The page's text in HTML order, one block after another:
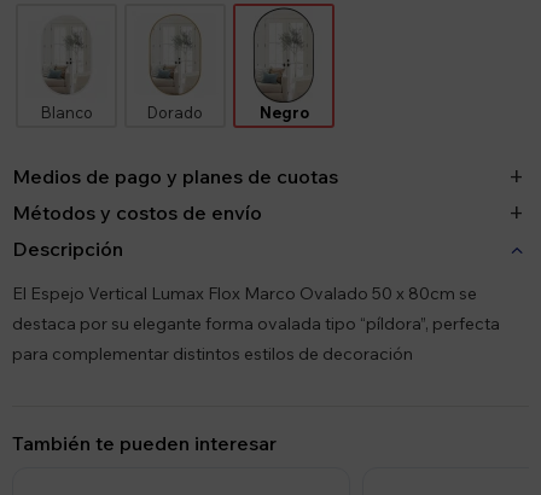
Blanco Dorado Negro
Medios de pago y planes de cuotas
Métodos y costos de envío
Descripción
El Espejo Vertical Lumax Flox Marco Ovalado 50 x 80cm se
destaca por su elegante forma ovalada tipo “píldora”, perfecta
para complementar distintos estilos de decoración
También te pueden interesar